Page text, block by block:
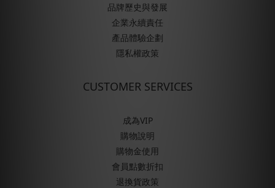
品牌歷史與發展
企業永續責任
產品體驗企劃
隱私權政策
CUSTOMER SERVICES
成為VIP
購物說明
購物金使用
會員點數折扣
退換貨政策